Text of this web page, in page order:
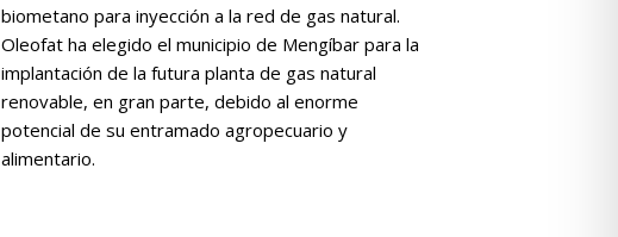
biometano para inyección a la red de gas natural.
Oleofat ha elegido el municipio de Mengíbar para la
implantación de la futura planta de gas natural
renovable, en gran parte, debido al enorme
potencial de su entramado agropecuario y
alimentario.